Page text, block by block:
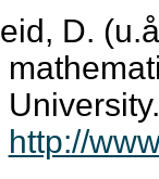
D.
http://